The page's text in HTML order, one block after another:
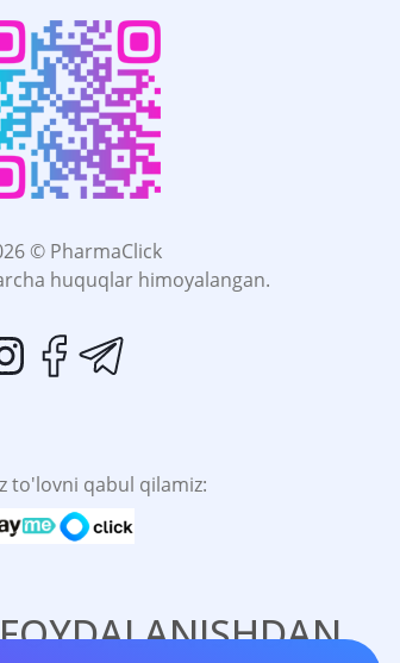
© PharmaClick
huquqlar himoyalangan.
to'lovni qabul qilamiz: